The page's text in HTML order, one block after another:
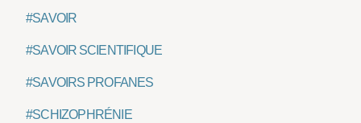
#SAVOIR
#SAVOIR SCIENTIFIQUE
#SAVOIRS PROFANES
#SCHIZOPHRÉNIE